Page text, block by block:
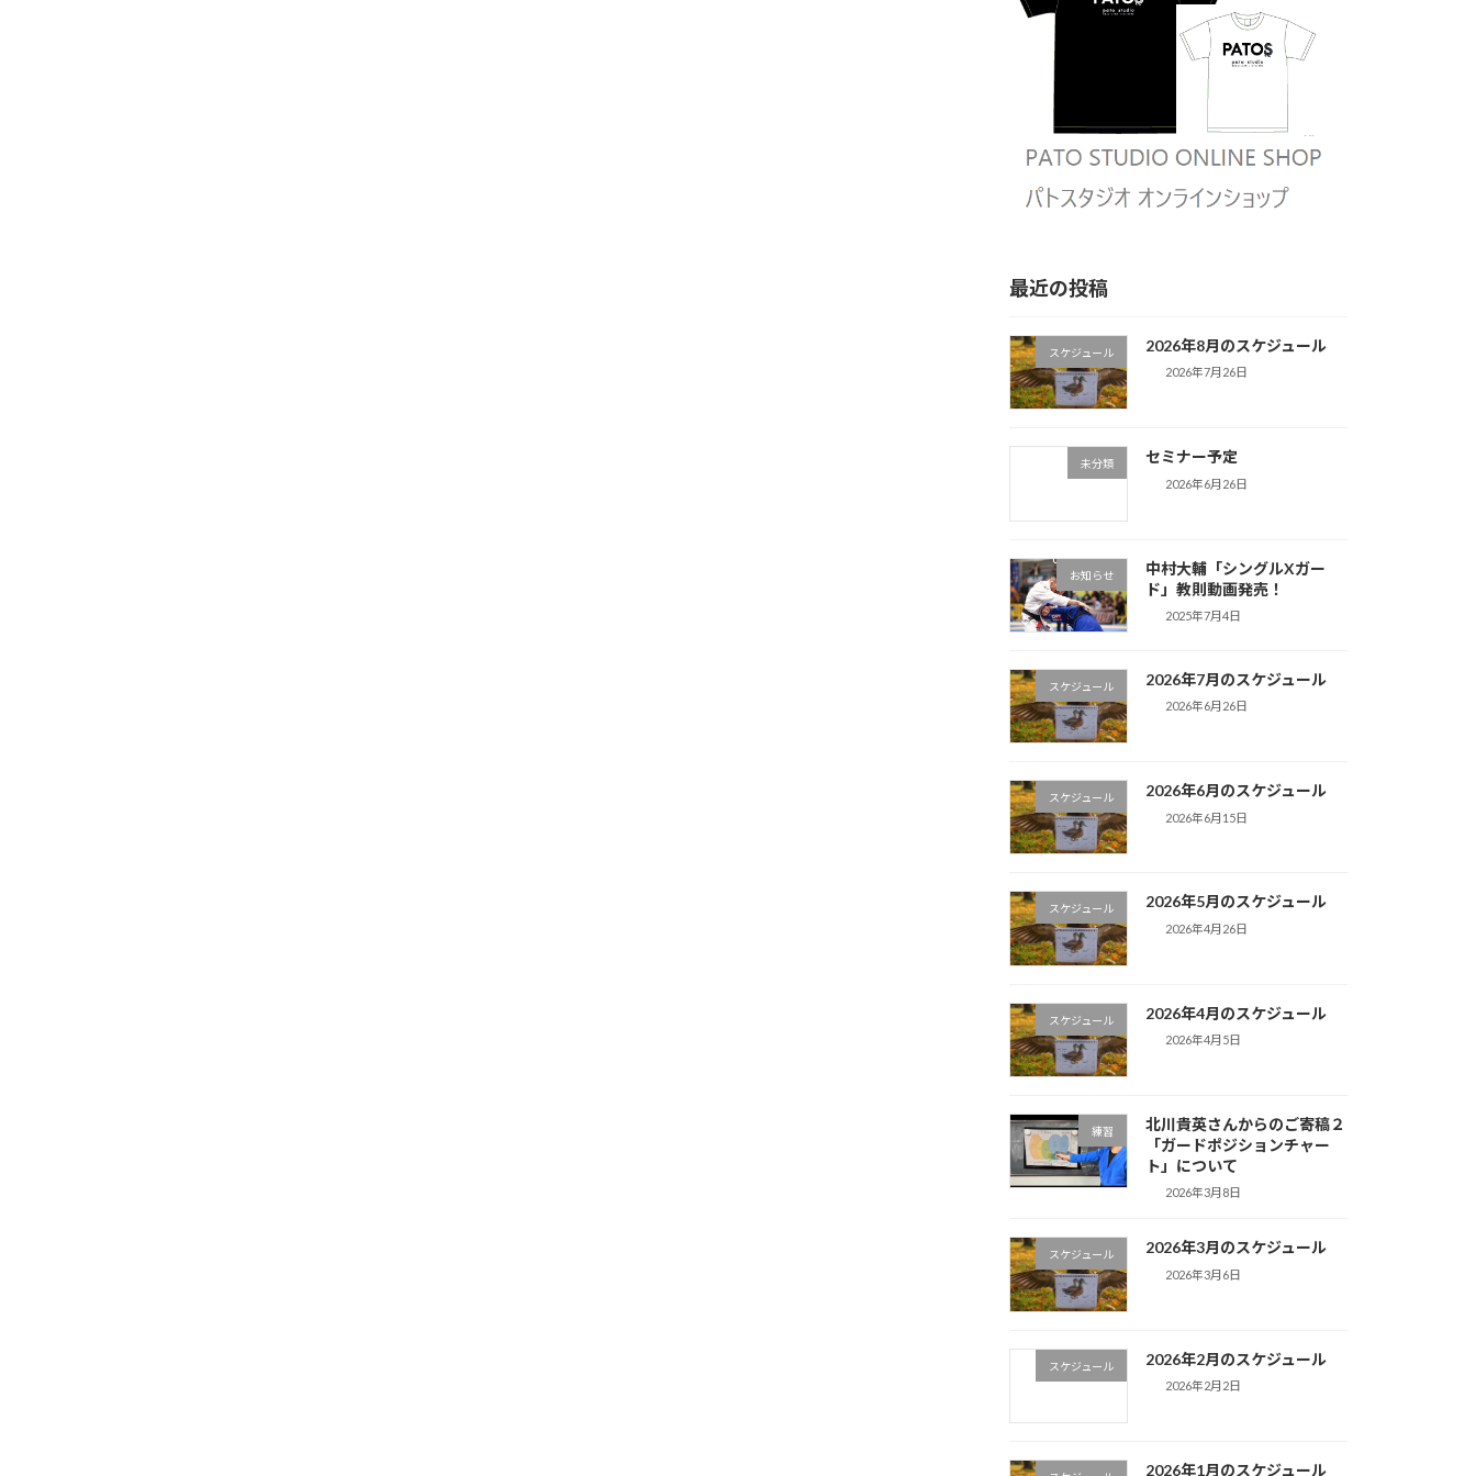
最近の投稿
スケジュール 2026年8月のスケジュール
2026年7月26日
未分類 セミナー予定
2026年6月26日
お知らせ
中村大輔「シングルXガー
ド」教則動画発売！
2025年7月4日
スケジュール 2026年7月のスケジュール
2026年6月26日
スケジュール 2026年6月のスケジュール
2026年6月15日
スケジュール 2026年5月のスケジュール
2026年4月26日
スケジュール 2026年4月のスケジュール
2026年4月5日
練習
北川貴英さんからのご寄稿２
「ガードポジションチャー
ト」について
2026年3月8日
スケジュール 2026年3月のスケジュール
2026年3月6日
スケジュール 2026年2月のスケジュール
2026年2月2日
2026年1月のスケジュール